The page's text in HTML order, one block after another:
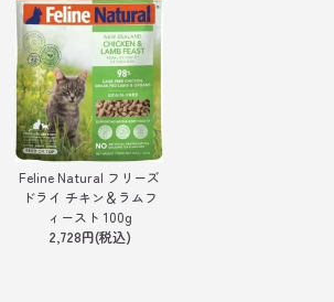
Feline Natural フリーズ
ドライ チキン＆ラムフ
ィースト 100g
2,728円(税込)